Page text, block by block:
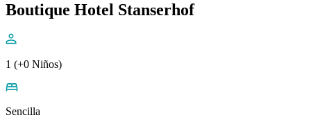
Boutique Hotel Stanserhof
1 (+0 Niños)
Sencilla